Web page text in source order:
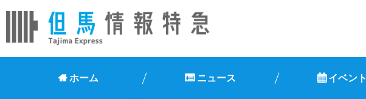
ホーム ニュース イベント